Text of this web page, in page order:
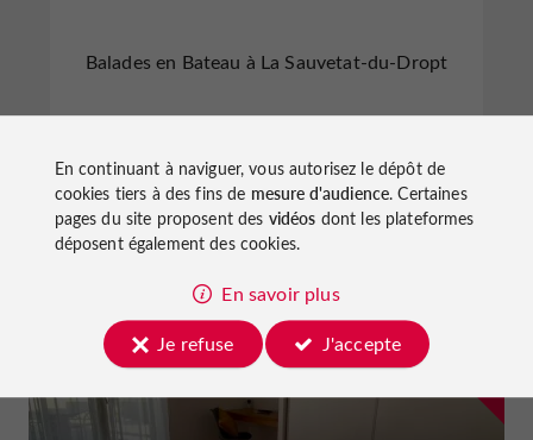
Balades en Bateau à La Sauvetat-du-Dropt
r
d
r
En continuant à naviguer, vous autorisez le dépôt de
cookies tiers à des fins de mesure d'audience. Certaines
pages du site proposent des vidéos dont les plateformes
déposent également des cookies.
En savoir plus
Je refuse
J'accepte